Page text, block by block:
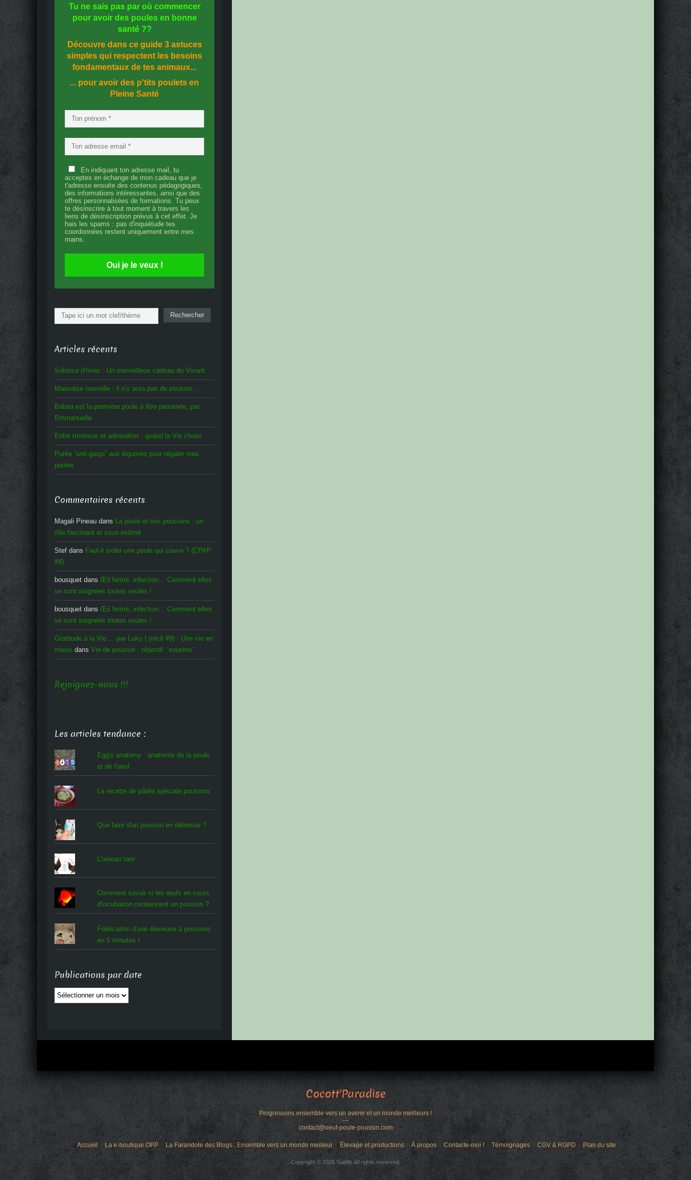
Tu ne sais pas par où commencer
pour avoir des poules en bonne
santé??
Découvre dans ce guide 3 astuces
simples qui respectent les besoins
fondamentaux de tes animaux...
... pour avoir des p'tits poulets en
Pleine Santé
En indiquant ton adresse mail, tu
acceptes en échange de mon cadeau que je
t'adresse ensuite des contenus pédagogiques,
des informations intéressantes, ainsi que des
offres personnalisées de formations. Tu peux
te désinscrire à tout moment à travers les
liens de désinscription prévus à cet effet. Je
hais les spams : pas d'inquiétude tes
coordonnées restent uniquement entre mes
mains.
Oui je le veux !
Rechercher Rechercher
Articles récents
Solstice d’hiver : Un merveilleux cadeau du Vivant
Mauvaise nouvelle : il n’y aura pas de poussin…
Balata est la première poule à être parrainée, par
Emmanuelle.
Entre tristesse et admiration : quand la Vie choisi.
Purée “anti-gaspi” aux légumes pour régaler mes
poules
Commentaires récents
Magali Pineau dans La poule et ses poussins : un
rôle fascinant et sous-estimé
Stef dans Faut-il isoler une poule qui couve ? (CPAP
#4)
bousquet dans Œil fermé, infection… Comment elles
se sont soignées toutes seules !
bousquet dans Œil fermé, infection… Comment elles
se sont soignées toutes seules !
Gratitude à la Vie ... par Luky ! (récit #9) - Une vie en
mieux dans Vie de poussin : objectif ‘sourires’
Rejoignez-nous !!!
Les articles tendance :
Egg's anatomy : anatomie de la poule
et de l'oeuf
La recette de pâtée spéciale poussins
Que faire d'un poussin en détresse ?
L'oiseau rare
Comment savoir si les œufs en cours
d'incubation contiennent un poussin ?
Fabrication d'une éleveuse à poussins
en 5 minutes !
Publications par date
Publications
par
Cocott'Paradise
Progressons ensemble vers un avenir et un monde meilleurs !
---
contact@oeuf-poule-poussin.com
Accueil La e-boutique OPP La Farandole des Blogs : Ensemble vers un monde meilleur Élevage et productions À propos Contacte-moi ! Témoignages CGV & RGPD Plan du site
Copyright © 2026 Gaëlle.All rights reserved.